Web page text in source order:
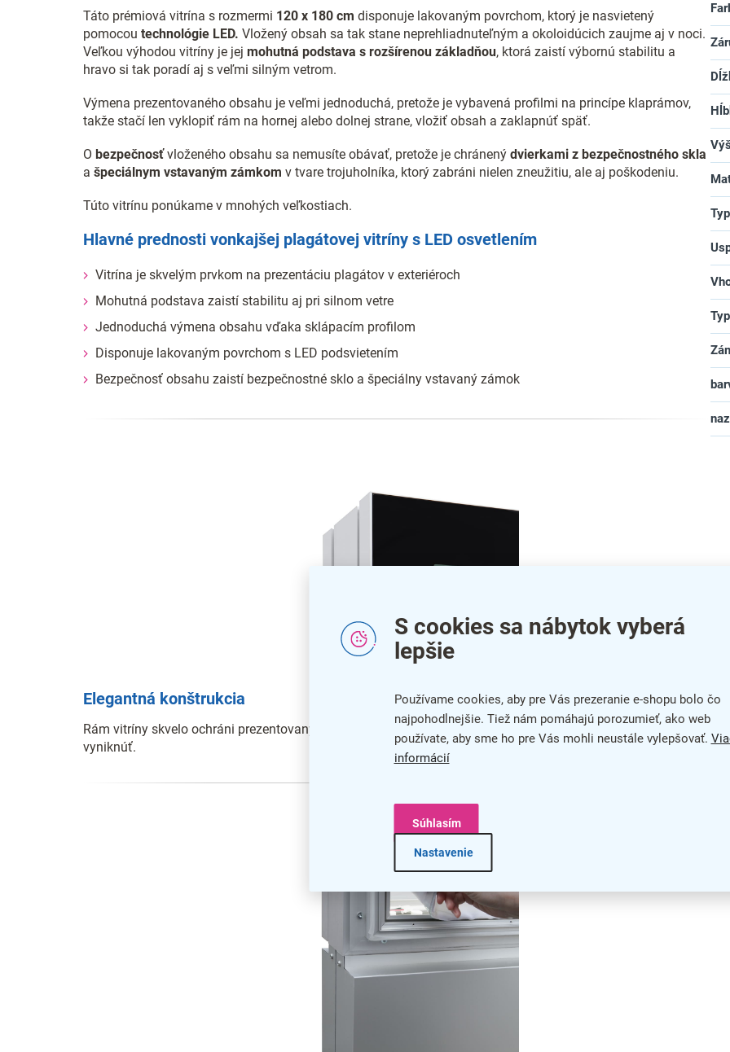
S cookies sa nábytok vyberá
lepšie
Používame cookies, aby pre Vás prezeranie e-shopu bolo čo
najpohodlnejšie. Tiež nám pomáhajú porozumieť, ako web
používate, aby sme ho pre Vás mohli neustále vylepšovať.
informácií
Nastavenie
Súhlasím
Táto prémiová vitrína s rozmermi 120 x 180 cm disponuje lakovaným povrchom, ktorý je nasvietený
pomocou technológie LED. Vložený obsah sa tak stane neprehliadnuteľným a okoloidúcich zaujme aj v noci.
Veľkou výhodou vitríny je jej mohutná podstava s rozšírenou základňou, ktorá zaistí výbornú stabilitu a
hravo si tak poradí aj s veľmi silným vetrom.
Výmena prezentovaného obsahu je veľmi jednoduchá, pretože je vybavená profilmi na princípe klaprámov,
takže stačí len vyklopiť rám na hornej alebo dolnej strane, vložiť obsah a zaklapnúť späť.
O bezpečnosťvloženého obsahu sa nemusíte obávať, pretože je chránený dvierkami z bezpečnostného skla
a špeciálnym vstavaným zámkom v tvare trojuholníka, ktorý zabráni nielen zneužitiu, ale aj poškodeniu.
Túto vitrínu ponúkame v mnohých veľkostiach.
Hlavné prednosti vonkajšej plagátovej vitríny s LED osvetlením
Vitrína je skvelým prvkom na prezentáciu plagátov v exteriéroch
Mohutná podstava zaistí stabilitu aj pri silnom vetre
Jednoduchá výmena obsahu vďaka sklápacím profilom
Disponuje lakovaným povrchom s LED podsvietením
Bezpečnosť obsahu zaistí bezpečnostné sklo a špeciálny vstavaný zámok
Elegantná konštrukcia
Rám vitríny skvelo ochráni prezentovaný obsah a navyše vďaka svojej modernej čiernej farbe nechá plagát
vyniknúť.